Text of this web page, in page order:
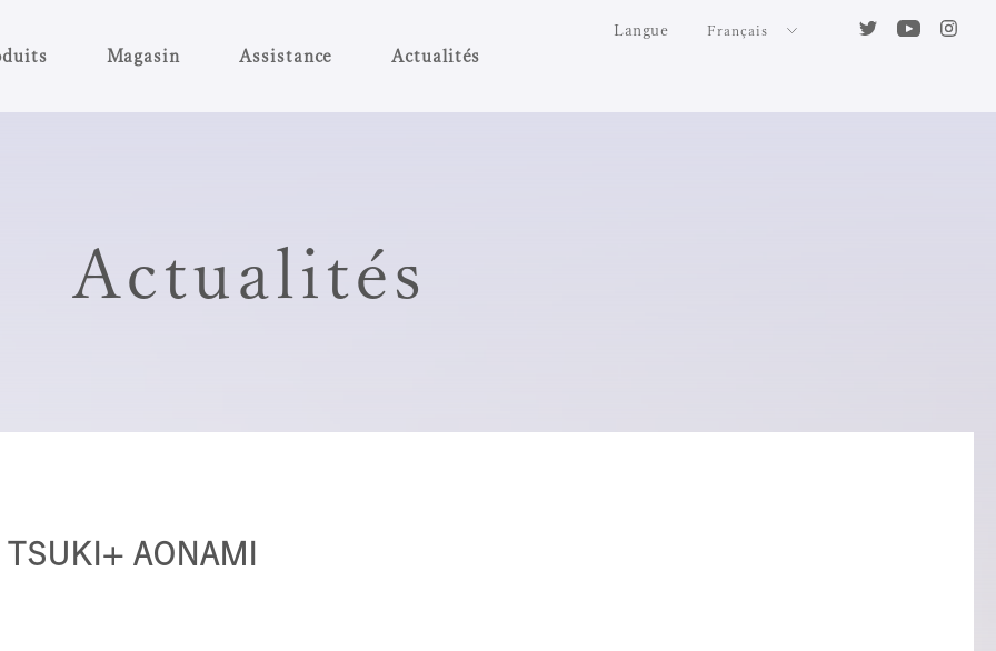
Langue Français
Magasin Assistance Actualités
Actualités
AONAMI